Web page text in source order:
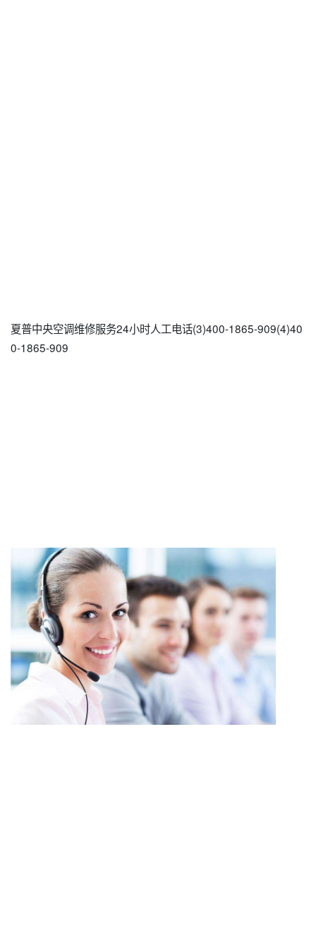
夏普中央空调维修服务24小时人工电话(3)400-1865-909(4)40
0-1865-909